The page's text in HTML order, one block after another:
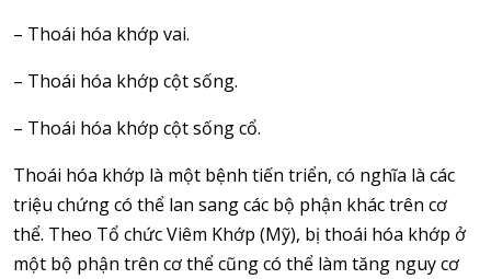
– Thoái hóa khớp vai.
– Thoái hóa khớp cột sống.
– Thoái hóa khớp cột sống cổ.
Thoái hóa khớp là một bệnh tiến triển, có nghĩa là các
triệu chứng có thể lan sang các bộ phận khác trên cơ
thể. Theo Tổ chức Viêm Khớp (Mỹ), bị thoái hóa khớp ở
một bộ phận trên cơ thể cũng có thể làm tăng nguy cơ